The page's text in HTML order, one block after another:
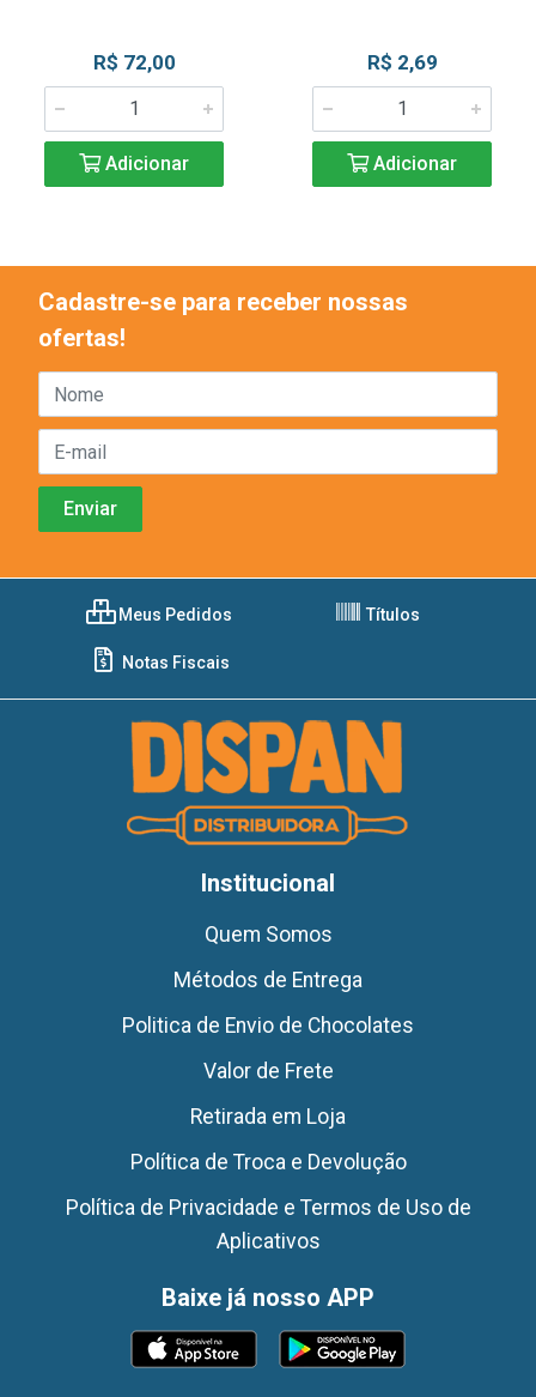
R$ 72,00
Adicionar
R$ 2,69
Adicionar
Cadastre-se para receber nossas
ofertas!
Meus Pedidos Títulos
Notas Fiscais
Institucional
Quem Somos
Métodos de Entrega
Politica de Envio de Chocolates
Valor de Frete
Retirada em Loja
Política de Troca e Devolução
Política de Privacidade e Termos de Uso de
Aplicativos
Baixe já nosso APP